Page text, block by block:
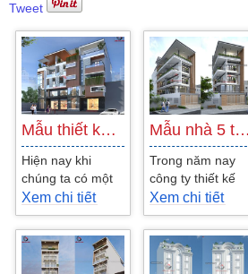
Tweet
Mẫu thiết kế nhà 4 tầng cho thuê và kinh…
Hiện nay khi
chúng ta có một
mảnh đất mặt
tiền đường ngoài
phố thì ta có rất
nhiều...
Xem chi tiết
Mẫu nhà 5 tầng thiết kế và xây dựng cho…
Trong năm nay
công ty thiết kế
xây dựng Kiến An
Vinh có thực hiện
xây dựng một
công trình...
Xem chi tiết